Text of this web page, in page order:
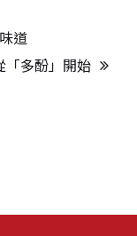
道
「多酚」開始